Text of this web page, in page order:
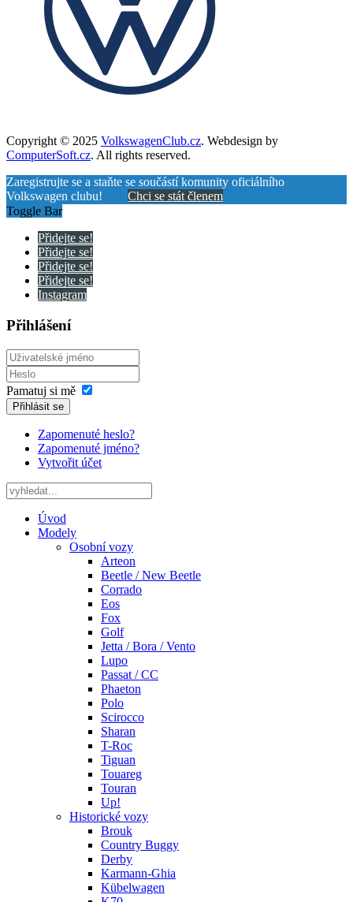
Copyright © 2025 VolkswagenClub.cz. Webdesign by
ComputerSoft.cz. All rights reserved.
Zaregistrujte se a staňte se součástí komunity oficiálního
Volkswagen clubu! Chci se stát členem
Toggle Bar
Přidejte se!
Přidejte se!
Přidejte se!
Přidejte se!
Instagram
Přihlášení
Pamatuj si mě
Přihlásit se
Zapomenuté heslo?
Zapomenuté jméno?
Vytvořit účet
Úvod
Modely
Osobní vozy
Arteon
Beetle / New Beetle
Corrado
Eos
Fox
Golf
Jetta / Bora / Vento
Lupo
Passat / CC
Phaeton
Polo
Scirocco
Sharan
T-Roc
Tiguan
Touareg
Touran
Up!
Historické vozy
Brouk
Country Buggy
Derby
Karmann-Ghia
Kübelwagen